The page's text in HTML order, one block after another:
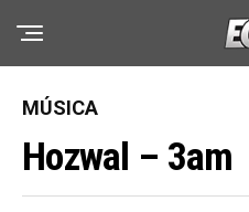
MÚSICA
Hozwal – 3am